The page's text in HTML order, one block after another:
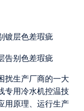
镀层色差瑕疵
扰生产厂商的一大
专用冷水机控温技
用原理、运行生产